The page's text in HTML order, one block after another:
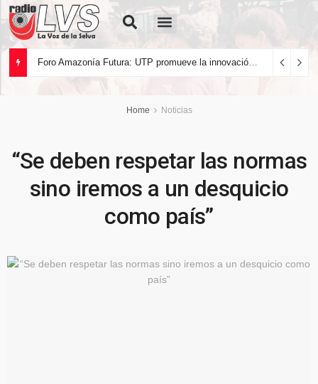
Home Noticias
“Se deben respetar las normas
sino iremos a un desquicio
como país”